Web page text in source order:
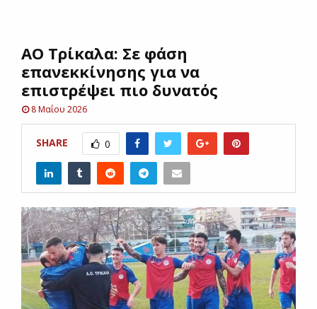
UAO Tρίκαλα: Σε φάση
επανεκκίνησης για να
επιστρέψει πιο δυνατός
8 Μαΐου 2026
SHARE 0